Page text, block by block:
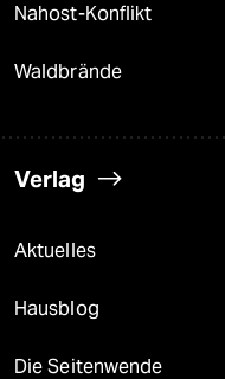
Nahost-Konflikt
Waldbrände
Verlag
Aktuelles
Hausblog
Die Seitenwende